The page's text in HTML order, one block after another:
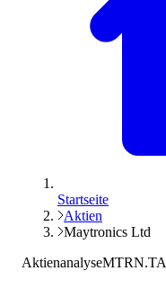
Startseite
Aktien
Maytronics Ltd
AktienanalyseMTRN.TA